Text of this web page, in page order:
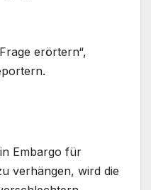
erörtern“,
Embargo für
verhängen, wird die